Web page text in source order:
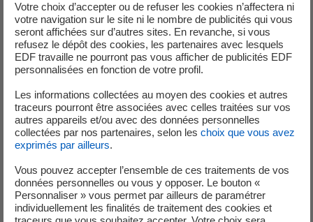
Visites scolaires de nos sites
Pour vos sorties pédagogiques, les sites EDF vous proposent
des parcours clés en main ou à construire à vos côtés.
Votre choix d’accepter ou de refuser les cookies n’affectera ni
votre navigation sur le site ni le nombre de publicités qui vous
seront affichées sur d’autres sites. En revanche, si vous
refusez le dépôt des cookies, les partenaires avec lesquels
EDF travaille ne pourront pas vous afficher de publicités EDF
personnalisées en fonction de votre profil.
Les informations collectées au moyen des cookies et autres
traceurs pourront être associées avec celles traitées sur vos
autres appareils et/ou avec des données personnelles
collectées par nos partenaires, selon les choix que vous avez
exprimés par ailleurs.
Vous pouvez accepter l’ensemble de ces traitements de vos
données personnelles ou vous y opposer. Le bouton «
Personnaliser » vous permet par ailleurs de paramétrer
individuellement les finalités de traitement des cookies et